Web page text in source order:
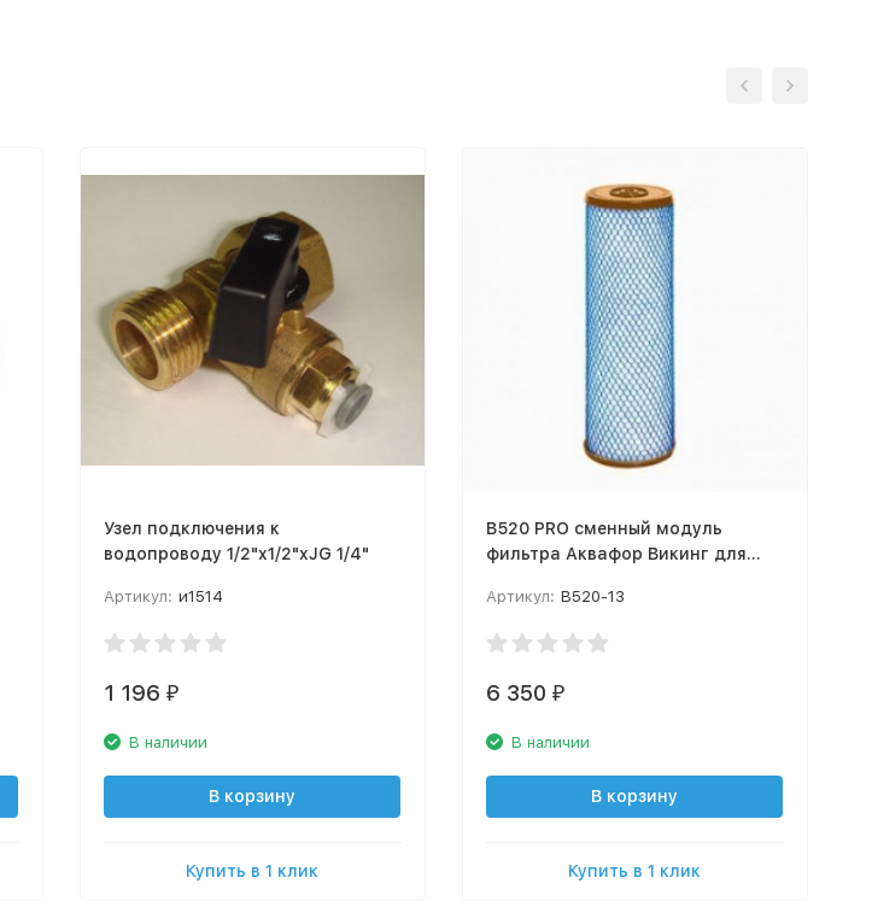
Узел подключения к
водопроводу 1/2"x1/2"xJG 1/4"
Артикул: и1514
1 196 ₽
В наличии
В корзину
Купить в 1 клик
В520 PRO сменный модуль
фильтра Аквафор Викинг для
Артикул: В520-13
6 350 ₽
В наличии
В корзину
Купить в 1 клик